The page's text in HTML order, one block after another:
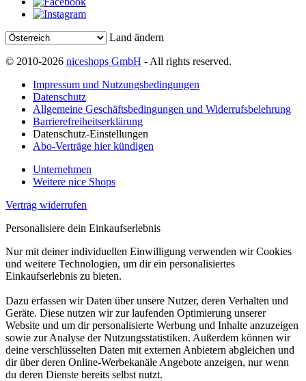
Land ändern
© 2010-2026 niceshops GmbH - All rights reserved.
Impressum und Nutzungsbedingungen
Datenschutz
Allgemeine Geschäftsbedingungen und Widerrufsbelehrung
Barrierefreiheitserklärung
Datenschutz-Einstellungen
Abo-Verträge hier kündigen
Unternehmen
Weitere nice Shops
Vertrag widerrufen
Personalisiere dein Einkaufserlebnis
Nur mit deiner individuellen Einwilligung verwenden wir Cookies
und weitere Technologien, um dir ein personalisiertes
Einkaufserlebnis zu bieten.
Dazu erfassen wir Daten über unsere Nutzer, deren Verhalten und
Geräte. Diese nutzen wir zur laufenden Optimierung unserer
Website und um dir personalisierte Werbung und Inhalte anzuzeigen
sowie zur Analyse der Nutzungsstatistiken. Außerdem können wir
deine verschlüsselten Daten mit externen Anbietern abgleichen und
dir über deren Online-Werbekanäle Angebote anzeigen, nur wenn
du deren Dienste bereits selbst nutzt.